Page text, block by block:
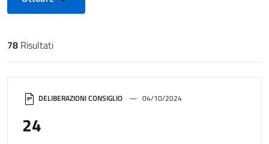
Risultati di ricerca
78 Risultati
DELIBERAZIONI CONSIGLIO 04/10/2024
24